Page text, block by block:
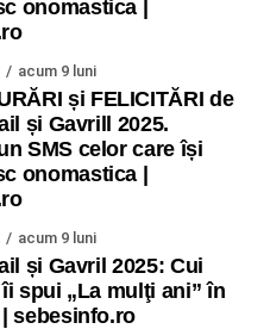
onomastica |
acum 9 luni
și FELICITĂRI de
și Gavrill 2025.
SMS celor care își
onomastica |
acum 9 luni
și Gavril 2025: Cui
spui „La mulţi ani” în
sebesinfo.ro